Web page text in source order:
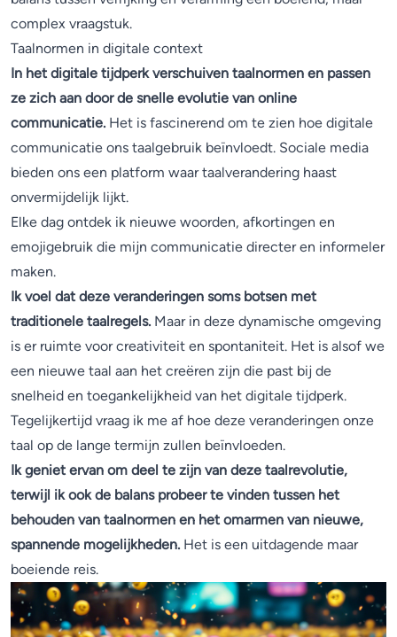
complex vraagstuk.
Taalnormen in digitale context
In het digitale tijdperk verschuiven taalnormen en passen
ze zich aan door de snelle evolutie van online
communicatie. Het is fascinerend om te zien hoe digitale
communicatie ons taalgebruik beïnvloedt. Sociale media
bieden ons een platform waar taalverandering haast
onvermijdelijk lijkt.
Elke dag ontdek ik nieuwe woorden, afkortingen en
emojigebruik die mijn communicatie directer en informeler
maken.
Ik voel dat deze veranderingen soms botsen met
traditionele taalregels. Maar in deze dynamische omgeving
is er ruimte voor creativiteit en spontaniteit. Het is alsof we
een nieuwe taal aan het creëren zijn die past bij de
snelheid en toegankelijkheid van het digitale tijdperk.
Tegelijkertijd vraag ik me af hoe deze veranderingen onze
taal op de lange termijn zullen beïnvloeden.
Ik geniet ervan om deel te zijn van deze taalrevolutie,
terwijl ik ook de balans probeer te vinden tussen het
behouden van taalnormen en het omarmen van nieuwe,
spannende mogelijkheden. Het is een uitdagende maar
boeiende reis.